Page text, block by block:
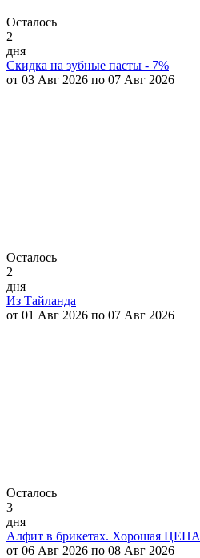
Осталось
2
дня
Скидка на зубные пасты - 7%
от 03 Авг 2026 по 07 Авг 2026
Осталось
2
дня
Из Тайланда
от 01 Авг 2026 по 07 Авг 2026
Осталось
3
дня
Алфит в брикетах. Хорошая ЦЕНА
от 06 Авг 2026 по 08 Авг 2026